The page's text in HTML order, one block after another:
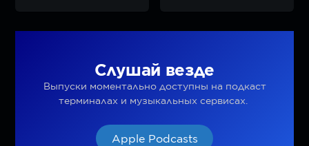
Слушай везде
Выпуски моментально доступны на подкаст
терминалах и музыкальных сервисах.
Apple Podcasts